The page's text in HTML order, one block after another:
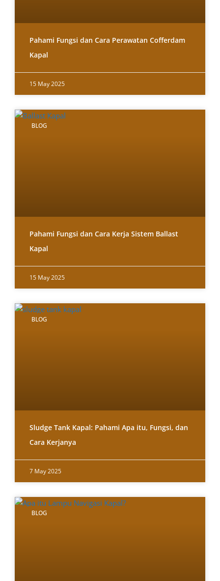
Pahami Fungsi dan Cara Perawatan Cofferdam
Kapal
15 May 2025
BLOG
Pahami Fungsi dan Cara Kerja Sistem Ballast
Kapal
15 May 2025
BLOG
Sludge Tank Kapal: Pahami Apa itu, Fungsi, dan
Cara Kerjanya
7 May 2025
BLOG